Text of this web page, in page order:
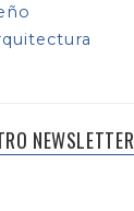
NEWSLETTER